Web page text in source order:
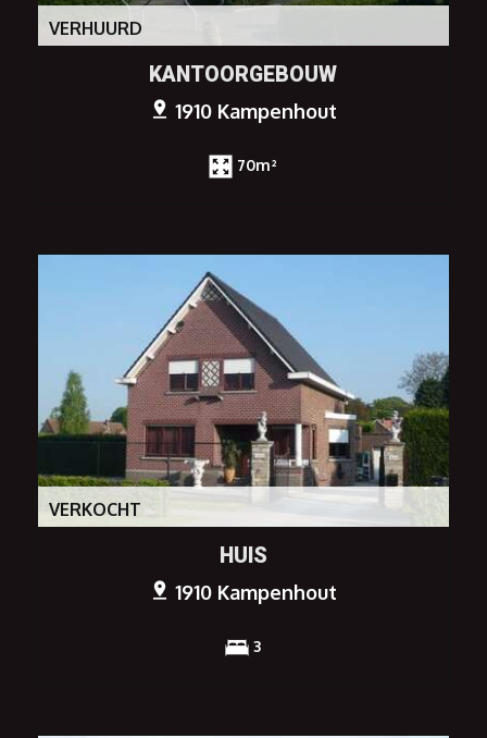
VERHUURD
KANTOORGEBOUW
1910 Kampenhout
70m²
VERKOCHT
HUIS
1910 Kampenhout
3